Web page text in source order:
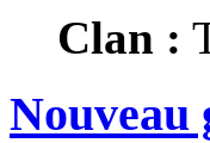
Clan :
Nouveau